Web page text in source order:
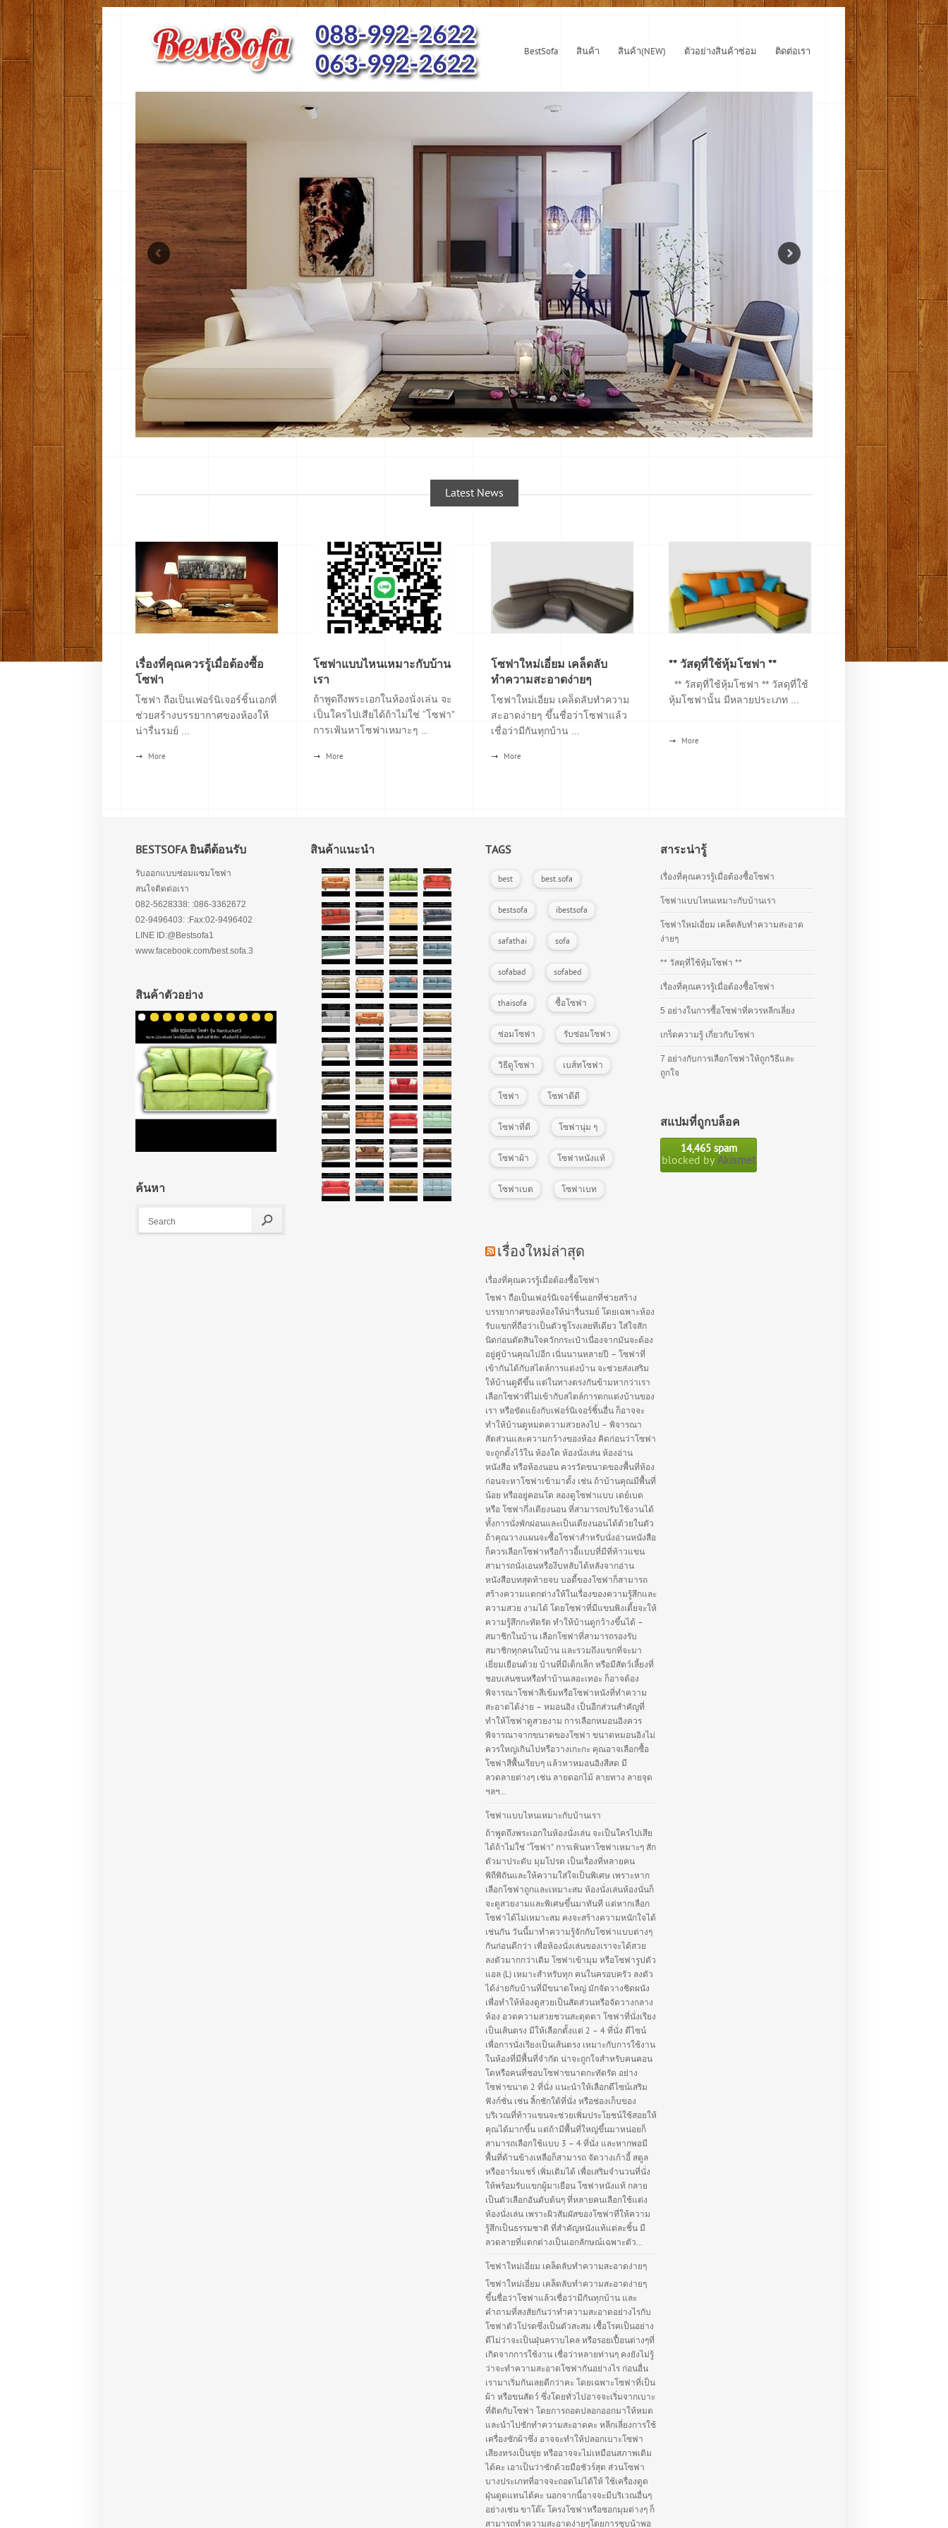
BestSofa สินค้า สินค้า(NEW) ตัวอย่างสินค้าซ่อม ติดต่อเรา
Latest News
เรื่องที่คุณควรรู้เมื่อต้องซื้อ
โซฟา
โซฟา ถือเป็นเฟอร์นิเจอร์ชิ้นเอกที่
ช่วยสร้างบรรยากาศของห้องให้
น่ารื่นรมย์ ...
More
โซฟาแบบไหนเหมาะกับบ้าน
เรา
ถ้าพูดถึงพระเอกในห้องนั่งเล่น จะ
เป็นใครไปเสียได้ถ้าไม่ใช่ “โซฟา”
การเฟ้นหาโซฟาเหมาะๆ ...
More
โซฟาใหม่เอี่ยม เคล็ดลับ
ทำความสะอาดง่ายๆ
โซฟาใหม่เอี่ยม เคล็ดลับทำความ
สะอาดง่ายๆ ขึ้นชื่อว่าโซฟาแล้ว
เชื่อว่ามีกันทุกบ้าน ...
More
** วัสดุที่ใช้หุ้มโซฟา **
** วัสดุที่ใช้หุ้มโซฟา ** วัสดุที่ใช้
หุ้มโซฟานั้น มีหลายประเภท ...
More
BESTSOFA ยินดีต้อนรับ
รับออกแบบซ่อมแซมโซฟา
สนใจติดต่อเรา
082-5628338: :086-3362672
02-9496403: :Fax:02-9496402
LINE ID:@Bestsofa1
www.facebook.com/best.sofa.3
สินค้าตัวอย่าง
ค้นหา
สินค้าแนะนำ TAGS
best best.sofa
bestsofa ibestsofa
safathai sofa
sofabad sofabed
thaisofa ซื้อโซฟา
ซ่อมโซฟา รับซ่อมโซฟา
วิธีดูโซฟา เบส์ทโซฟา
โซฟา โซฟาดีดี
โซฟาที่ดี โซฟานุ่ม ๆ
โซฟาผ้า โซฟาหนังแท้
โซฟาเบด โซฟาเบท
เรื่องใหม่ล่าสุด
เรื่องที่คุณควรรู้เมื่อต้องซื้อโซฟา
โซฟา ถือเป็นเฟอร์นิเจอร์ชิ้นเอกที่ช่วยสร้าง
บรรยากาศของห้องให้น่ารื่นรมย์ โดยเฉพาะห้อง
รับแขกที่ถือว่าเป็นตัวชูโรงเลยทีเดียว ใส่ใจสัก
นิดก่อนตัดสินใจควักกระเป๋าเนื่องจากมันจะต้อง
อยู่คู่บ้านคุณไปอีก เนิ่นนานหลายปี – โซฟาที่
เข้ากันได้กับสไตล์การแต่งบ้าน จะช่วยส่งเสริม
ให้บ้านดูดีขึ้น แต่ในทางตรงกันข้ามหากว่าเรา
เลือกโซฟาที่ไม่เข้ากับสไตล์การตกแต่งบ้านของ
เรา หรือขัดแย้งกับเฟอร์นิเจอร์ชิ้นอื่น ก็อาจจะ
ทำให้บ้านดูหมดความสวยลงไป – พิจารณา
สัดส่วนและความกว้างของห้อง คิดก่อนว่าโซฟา
จะถูกตั้งไว้ใน ห้องใด ห้องนั่งเล่น ห้องอ่าน
หนังสือ หรือห้องนอน ควรวัดขนาดของพื้นที่ห้อง
ก่อนจะหาโซฟาเข้ามาตั้ง เช่น ถ้าบ้านคุณมีพื้นที่
น้อย หรืออยู่คอนโด ลองดูโซฟาแบบ เดย์เบด
หรือ โซฟากึ่งเตียงนอน ที่สามารถปรับใช้งานได้
ทั้งการนั่งพักผ่อนและเป็นเตียงนอนได้ด้วยในตัว
ถ้าคุณวางแผนจะซื้อโซฟาสำหรับนั่งอ่านหนังสือ
ก็ควรเลือกโซฟาหรือก้าวอี้แบบที่มีที่ท้าวแขน
สามารถนั่งเอนหรืองีบหลับได้หลังจากอ่าน
หนังสือบทสุดท้ายจบ บอดี้ของโซฟาก็สามารถ
สร้างความแตกต่างให้ในเรื่องของความรู้สึกและ
ความสวย งามได้ โดยโซฟาที่มีแขนพิงเตี้ยจะให้
ความรู้สึกกะทัดรัด ทำให้บ้านดูกว้างขึ้นได้ –
สมาชิกในบ้าน เลือกโซฟาที่สามารถรองรับ
สมาชิกทุกคนในบ้าน และรวมถึงแขกที่จะมา
เยี่ยมเยือนด้วย บ้านที่มีเด็กเล็ก หรือมีสัตว์เลี้ยงที่
ชอบเล่นซนหรือทำบ้านเลอะเทอะ ก็อาจต้อง
พิจารณาโซฟาสีเข้มหรือโซฟาหนังที่ทำความ
สะอาดได้ง่าย – หมอนอิง เป็นอีกส่วนสำคัญที่
ทำให้โซฟาดูสวยงาม การเลือกหมอนอิงควร
พิจารณาจากขนาดของโซฟา ขนาดหมอนอิงไม่
ควรใหญ่เกินไปหรือวางเกะกะ คุณอาจเลือกซื้อ
โซฟาสีพื้นเรียบๆ แล้วหาหมอนอิงสีสด มี
ลวดลายต่างๆ เช่น ลายดอกไม้ ลายทาง ลายจุด
ฯลฯ...
โซฟาแบบไหนเหมาะกับบ้านเรา
ถ้าพูดถึงพระเอกในห้องนั่งเล่น จะเป็นใครไปเสีย
ได้ถ้าไม่ใช่ “โซฟา” การเฟ้นหาโซฟาเหมาะๆ สัก
ตัวมาประดับ มุมโปรด เป็นเรื่องที่หลายคน
พิถีพิถันและให้ความใส่ใจเป็นพิเศษ เพราะหาก
เลือกโซฟาถูกและเหมาะสม ห้องนั่งเล่นห้องนั่นก็
จะดูสวยงามและพิเศษขึ้นมาทันที แต่หากเลือก
โซฟาได้ไม่เหมาะสม คงจะสร้างความหนักใจได้
เช่นกัน วันนี้มาทำความรู้จักกับโซฟาแบบต่างๆ
กันก่อนดีกว่า เพื่อห้องนั่งเล่นของเราจะได้สวย
ลงตัวมากกว่าเดิม โซฟาเข้ามุม หรือโซฟารูปตัว
แอล (L) เหมาะสำหรับทุก คนในครอบครัว ลงตัว
ได้ง่ายกับบ้านที่มีขนาดใหญ่ มักจัดวางชิดผนัง
เพื่อทำให้ห้องดูสวยเป็นสัดส่วนหรือจัดวางกลาง
ห้อง อวดความสวยชวนสะดุดตา โซฟาที่นั่งเรียง
เป็นเส้นตรง มีให้เลือกตั้งแต่ 2 – 4 ที่นั่ง ดีไซน์
เพื่อการนั่งเรียงเป็นเส้นตรง เหมาะกับการใช้งาน
ในห้องที่มีพื้นที่จำกัด น่าจะถูกใจสำหรับคนคอน
โดหรือคนที่ชอบโซฟาขนาดกะทัดรัด อย่าง
โซฟาขนาด 2 ที่นั่ง แนะนำให้เลือกดีไซน์เสริม
ฟังก์ชั่น เช่น ลิ้กชักใต้ที่นั่ง หรือช่องเก็บของ
บริเวณที่ท้าวแขนจะช่วยเพิ่มประโยชน์ใช้สอยให้
คุณได้มากขึ้น แต่ถ้ามีพื้นที่ใหญ่ขึ้นมาหน่อยก็
สามารถเลือกใช้แบบ 3 – 4 ที่นั่ง และหากพอมี
พื้นที่ด้านข้างเหลือก็สามารถ จัดวางเก้าอี้ สตูล
หรืออาร์มแชร์ เพิ่มเติมได้ เพื่อเสริมจำนวนที่นั่ง
ให้พร้อมรับแขกผู้มาเยือน โซฟาหนังแท้ กลาย
เป็นตัวเลือกอันดับต้นๆ ที่หลายคนเลือกใช้แต่ง
ห้องนั่งเล่น เพราะผิวสัมผัสของโซฟาที่ให้ความ
รู้สึกเป็นธรรมชาติ ที่สำคัญหนังแท้แต่ละชิ้น มี
ลวดลายที่แตกต่างเป็นเอกลักษณ์เฉพาะตัว...
โซฟาใหม่เอี่ยม เคล็ดลับทำความสะอาดง่ายๆ
โซฟาใหม่เอี่ยม เคล็ดลับทำความสะอาดง่ายๆ
ขึ้นชื่อว่าโซฟาแล้วเชื่อว่ามีกันทุกบ้าน และ
คำถามที่สงสัยกันว่าทำความสะอาดอย่างไรกับ
โซฟาตัวโปรดซึ่งเป็นตัวสะสม เชื้อโรคเป็นอย่าง
ดีไม่ว่าจะเป็นฝุ่นคราบไคล หรือรอยเปื้อนต่างๆที่
เกิดจากการใช้งาน เชื่อว่าหลายท่านๆ คงยังไม่รู้
ว่าจะทำความสะอาดโซฟากันอย่างไร ก่อนอื่น
เรามาเริ่มกันเลยดีกว่าคะ โดยเฉพาะโซฟาที่เป็น
ผ้า หรือขนสัตว์ ซึ่งโดยทั่วไปอาจจะเริ่มจากเบาะ
ที่ติดกับโซฟา โดยการถอดปลอกออกมาให้หมด
และนำไปซักทำความสะอาดคะ หลีกเลี่ยงการใช้
เครื่องซักผ้าซึ่ง อาจจะทำให้ปลอกเบาะโซฟา
เสียงทรงเป็นขุ่ย หรืออาจจะไม่เหมือนสภาพเดิม
ได้คะ เอาเป็นว่าซักด้วยมือชัวร์สุด ส่วนโซฟา
บางประเภทที่อาจจะถอดไม่ได้ให้ ใช้เครื่องดูด
ฝุ่นดูดแทนได้คะ นอกจากนี้อาจจะมีบริเวณอื่นๆ
อย่างเช่น ขาโต๊ะ โครงโซฟาหรือซอกมุมต่างๆ ก็
สามารถทำความสะอาดง่ายๆโดยการชุบน้าพอ
สาระน่ารู้
เรื่องที่คุณควรรู้เมื่อต้องซื้อโซฟา
โซฟาแบบไหนเหมาะกับบ้านเรา
โซฟาใหม่เอี่ยม เคล็ดลับทำความสะอาด
ง่ายๆ
** วัสดุที่ใช้หุ้มโซฟา **
เรื่องที่คุณควรรู้เมื่อต้องซื้อโซฟา
5 อย่างในการซื้อโซฟาที่ควรหลีกเลี่ยง
เกร็ดความรู้ เกี่ยวกับโซฟา
7 อย่างกับการเลือกโซฟาให้ถูกวิธีและ
ถูกใจ
สแปมที่ถูกบล็อค
14,465 spam
blocked by Akismet